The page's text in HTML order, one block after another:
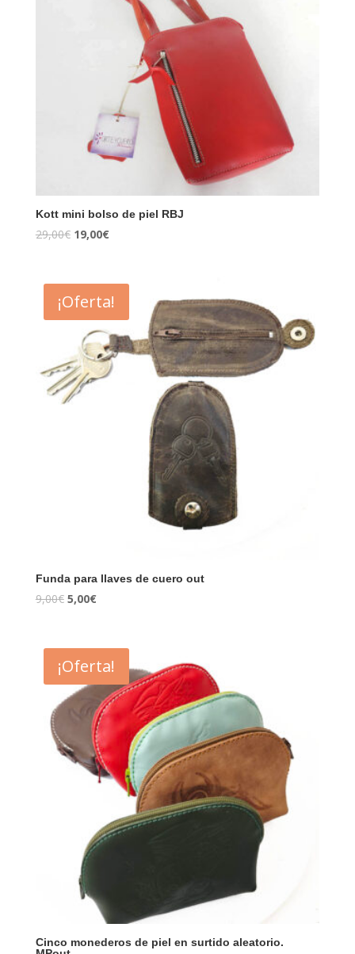
Kott mini bolso de piel RBJ
29,00€ 19,00€
¡Oferta!
Funda para llaves de cuero out
9,00€ 5,00€
¡Oferta!
Cinco monederos de piel en surtido aleatorio.